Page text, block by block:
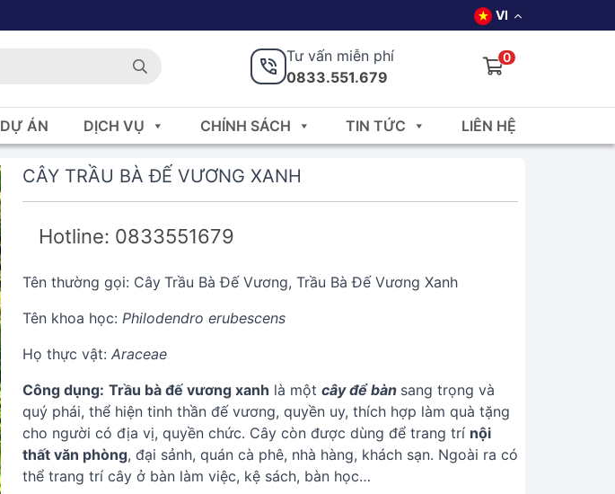
VI
Tư vấn miễn phí
0833.551.679
0
DỰ ÁN DỊCH VỤ CHÍNH SÁCH TIN TỨC LIÊN HỆ
CÂY TRẦU BÀ ĐẾ VƯƠNG XANH
Hotline: 0833551679
Tên thường gọi: Cây Trầu Bà Đế Vương, Trầu Bà Đế Vương Xanh
Tên khoa học: Philodendro erubescens
Họ thực vật: Araceae
Công dụng: Trầu bà đế vương xanh là một cây để bàn sang trọng và
quý phái, thể hiện tinh thần đế vương, quyền uy, thích hợp làm quà tặng
cho người có địa vị, quyền chức. Cây còn được dùng để trang trí nội
thất văn phòng, đại sảnh, quán cà phê, nhà hàng, khách sạn. Ngoài ra có
thể trang trí cây ở bàn làm việc, kệ sách, bàn học…